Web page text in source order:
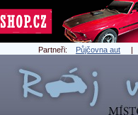
Partneři: Půjčovna aut